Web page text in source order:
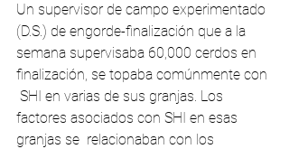
Un supervisor de campo experimentado
(D.S.) de engorde-finalización que a la
semana supervisaba 60,000 cerdos en
finalización, se topaba comúnmente con
SHI en varias de sus granjas. Los
factores asociados con SHI en esas
granjas se  relacionaban con los